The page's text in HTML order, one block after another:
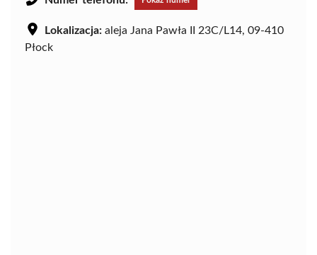
Lokalizacja: aleja Jana Pawła II 23C/L14, 09-410
Płock